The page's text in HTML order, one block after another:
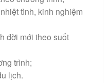
tình, kinh nghiệm
đời mới theo suốt
trình;
lịch.